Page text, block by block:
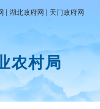
| 湖北政府网 | 天门政府网
农村局